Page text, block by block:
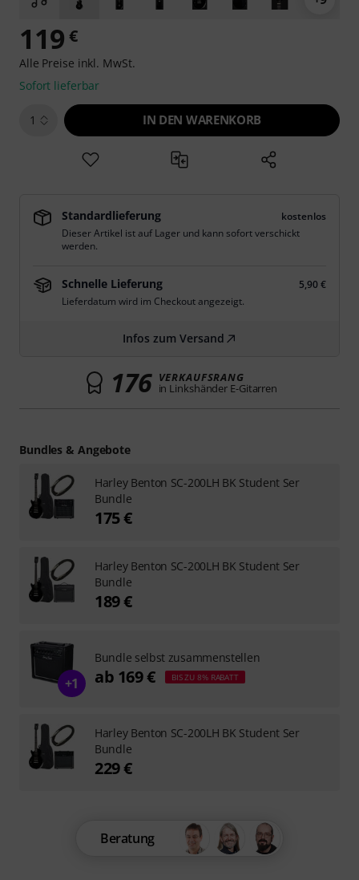
119 €
Alle Preise inkl. MwSt.
Sofort lieferbar
1 IN DEN WARENKORB
Standardlieferung
kostenlos
Dieser Artikel ist auf Lager und kann sofort verschickt
werden.
Schnelle Lieferung
5,90 €
Lieferdatum wird im Checkout angezeigt.
Infos zum Versand
176 VERKAUFSRANG
in Linkshänder E-Gitarren
Beratung
Bundles & Angebote
Harley Benton SC-200LH BK Student Ser
Bundle
175 €
Harley Benton SC-200LH BK Student Ser
Bundle
189 €
+1
Bundle selbst zusammenstellen
ab 169 € BIS ZU 8% RABATT
Harley Benton SC-200LH BK Student Ser
Bundle
229 €